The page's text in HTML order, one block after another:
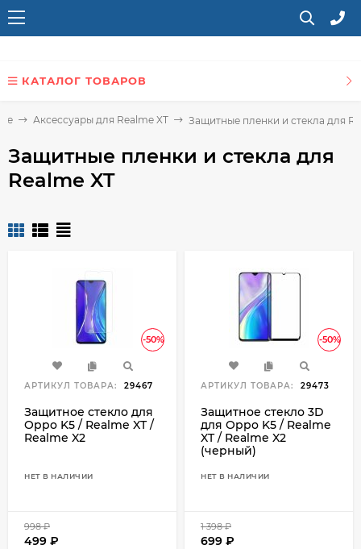
КАТАЛОГ ТОВАРОВ
Аксессуары для Realme XT Защитные пленки и стекла для
Защитные пленки и стекла для
Realme XT
-50%
АРТИКУЛ ТОВАРА: 29467
Защитное стекло для
Oppo K5 / Realme XT /
Realme X2
НЕТ В НАЛИЧИИ
998₽
499 ₽
-50%
АРТИКУЛ ТОВАРА: 29473
Защитное стекло 3D
для Oppo K5 / Realme
XT / Realme X2
(черный)
НЕТ В НАЛИЧИИ
1 398₽
699 ₽